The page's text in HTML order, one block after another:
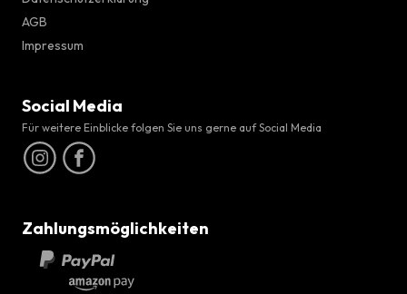
AGB
Impressum
Social Media
Für weitere Einblicke folgen Sie uns gerne auf Social Media
Zahlungsmöglichkeiten